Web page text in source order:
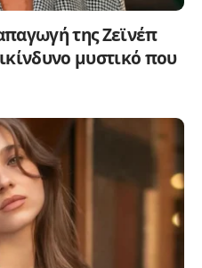
της Ζεϊνέπ
μυστικό που